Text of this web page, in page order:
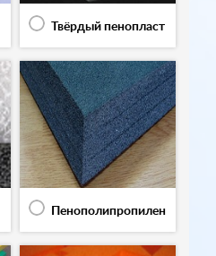
Твёрдый пенопласт
Пенополипропилен